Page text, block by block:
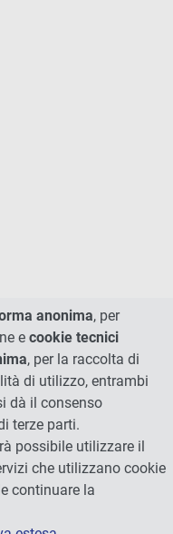
anonima, per
e cookie tecnici
, per la raccolta di
di utilizzo, entrambi
dà il consenso
terze parti.
possibile utilizzare il
che utilizzano cookie
continuare la